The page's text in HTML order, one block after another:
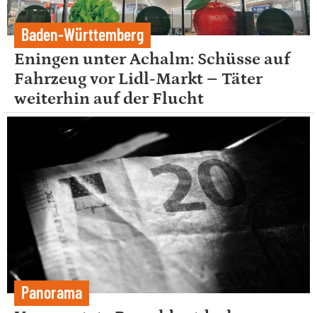
Baden-Württemberg
Eningen unter Achalm: Schüsse auf
Fahrzeug vor Lidl-Markt – Täter
weiterhin auf der Flucht
Panorama